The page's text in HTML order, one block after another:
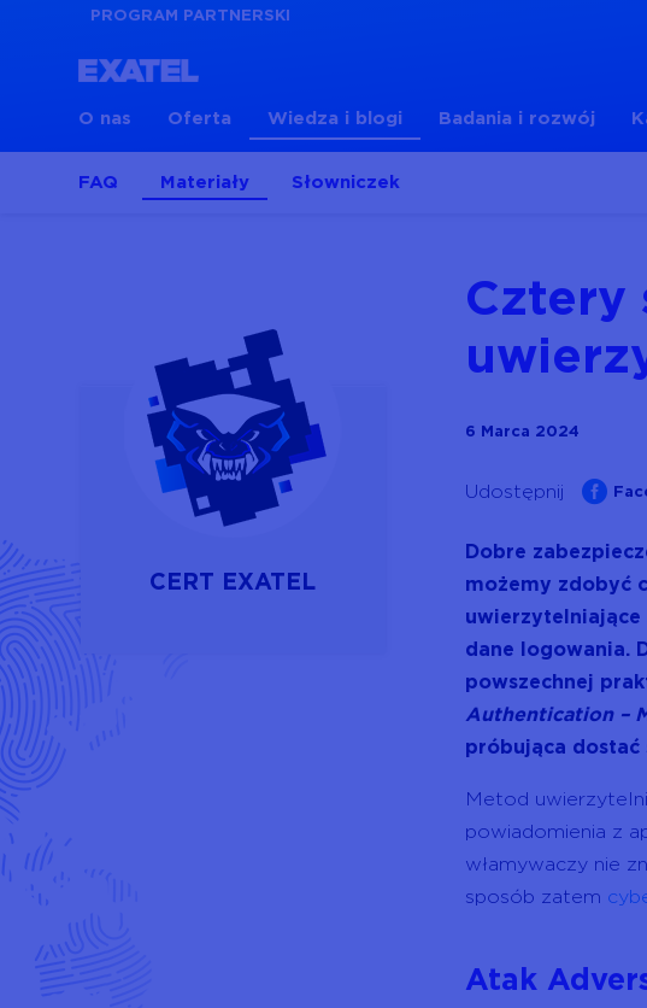
PROGRAM PARTNERSKI
O nas Oferta Wiedza i blogi
FAQ Materiały Słowniczek
Badania i rozwój
CERT EXATEL
Cztery
6 Marca 2024
Udostępnij 
Dobre
możemy zdobyć
uwierzytelniające
dane logowania.
powszechnej
Authentication –
próbująca dostać
Metod
powiadomienia z
włamywaczy nie
sposób zatem
Atak